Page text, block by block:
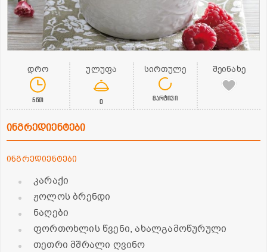
დრო
5წთ
ულუფა
0
სირთულე
მარტივი
შეინახე
ინგრედიენტები
ინგრედიენტები
კარაქი
ჟოლოს ბრენდი
ნაღები
ფორთოხლის წვენი, ახალგამოწურული
თეთრი მშრალი ღვინო